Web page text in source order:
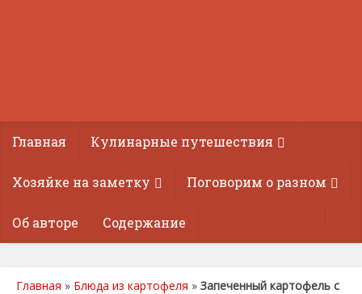
Главная Кулинарные путешествия
Хозяйке на заметку Поговорим о разном
Об авторе Содержание
Главная » Блюда из картофеля » Запеченный картофель с